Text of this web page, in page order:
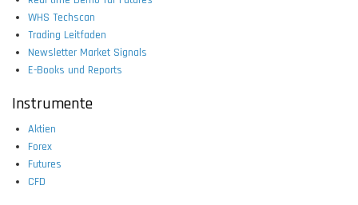
WHS Techscan
Trading Leitfaden
Newsletter Market Signals
E-Books und Reports
Instrumente
Aktien
Forex
Futures
CFD